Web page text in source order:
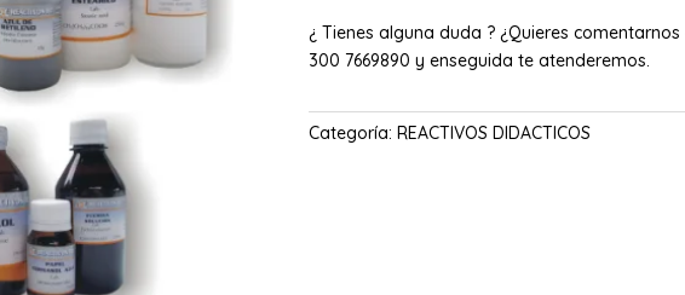
¿ Tienes alguna duda ? ¿Quieres
300 7669890 y enseguida te atenderemos.
Categoría: REACTIVOS DIDACTICOS